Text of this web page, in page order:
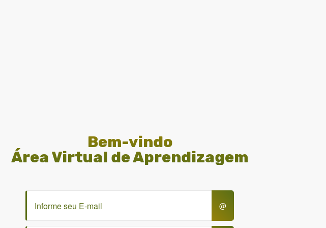
Bem-vindo
Área Virtual de Aprendizagem
@